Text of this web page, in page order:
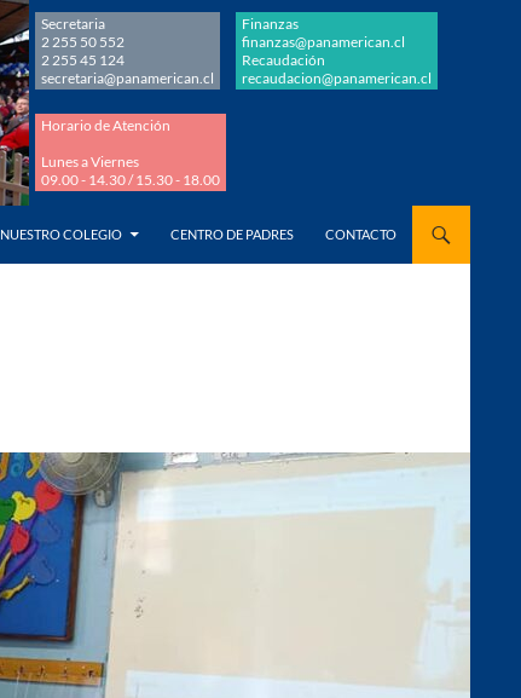
Secretaria
2 255 50 552
2 255 45 124
secretaria@panamerican.cl
Finanzas
finanzas@panamerican.cl
Recaudación
recaudacion@panamerican.cl
Horario de Atención
Lunes a Viernes
09.00 - 14.30 / 15.30 - 18.00
NUESTRO COLEGIO CENTRO DE PADRES CONTACTO